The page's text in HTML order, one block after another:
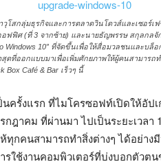
โสกลุ่มธุรกิจและการตลาดวินโดวส์และเซอร์เ
ฟฟิศ (ที่ 3 จากซ้าย) และนายธัญพรรษ สกุลกล
Windows 10” ที่จัดขึ้นเพื่อให้สื่อมวลชนและบล็
สุดที่ออกแบบมาเพื่อเพิ่มศักยภาพให้ผู้คนสามารถ
Box Café & Bar เร็วๆ นี้
ครั้งแรก ที่ไมโครซอฟท์เปิดให้อัป
กฎาคม ที่ผ่านมา ไปเป็นระยะเวล
ทุกคนสามารถทำสิ่งต่างๆ ได้อย่า
ใช้งานคอมพิวเตอร์ที่บ่งบอกตัวตน